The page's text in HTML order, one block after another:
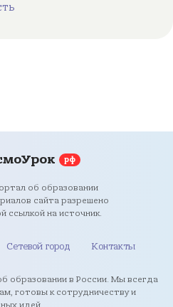
рф
об образовании
сайта разрешено
ссылкой на источник.
Сетевой город Контакты
образовании в России. Мы всегда
готовы к сотрудничеству и
идей.